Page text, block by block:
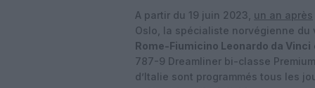
A partir du 19 juin 2023, un an après
Oslo, la spécialiste norvégienne
Rome-Fiumicino Leonardo da Vinci
787-9 Dreamliner bi-classe
d’Italie sont programmés tous les